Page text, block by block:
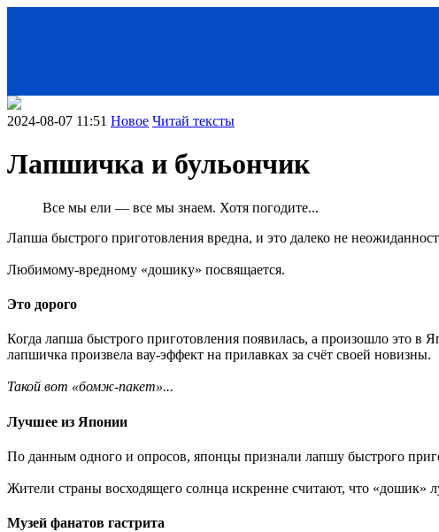
2024-08-07 11:51 Новое Читай тексты
Лапшичка и бульончик
Все мы ели — все мы знаем. Хотя погодите...
Лапша быстрого приготовления вредна, и это далеко не
Любимому-вредному «дошику» посвящается.
Это дорого
Когда лапша быстрого приготовления появилась, а произошло это в
лапшичка произвела вау-эффект на прилавках за счёт своей новизны.
Такой вот «бомж-пакет»...
Лучшее из Японии
По данным одного и опросов, японцы признали лапшу быстрого
Жители страны восходящего солнца искренне считают, что «дошик»
Музей фанатов гастрита